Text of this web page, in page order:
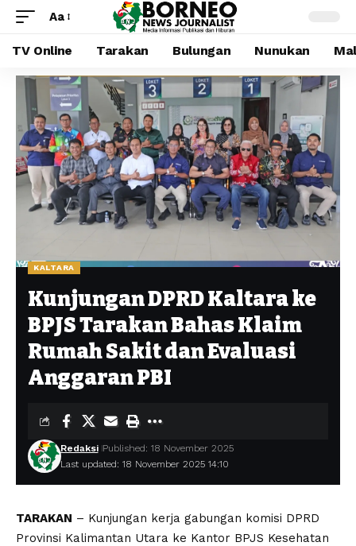
Aa
TV Online Tarakan Bulungan Nunukan
KALTARA
Kunjungan DPRD Kaltara ke
BPJS Tarakan Bahas Klaim
Rumah Sakit dan Evaluasi
Anggaran PBI
Last updated: 18 November 2025 14:10
Redaksi Published: 18 November 2025
TARAKAN – Kunjungan kerja gabungan komisi DPRD
Provinsi Kalimantan Utara ke Kantor BPJS Kesehatan